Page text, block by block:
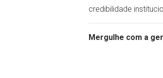
credibilidade
Mergulhe com a